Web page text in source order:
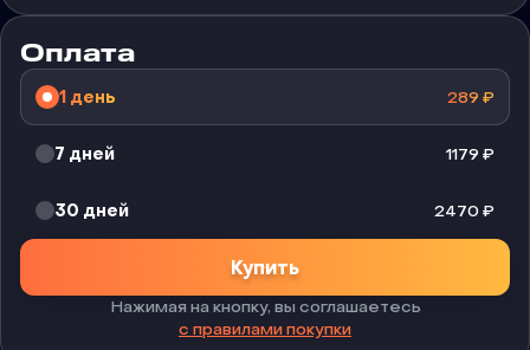
Оплата
1 день 289 ₽
7 дней 1179 ₽
30 дней 2470₽
Купить
Нажимая на кнопку, вы соглашаетесь
с правилами покупки